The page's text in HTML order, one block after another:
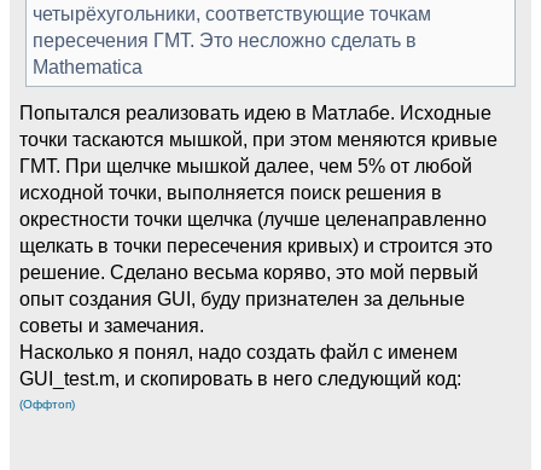
четырёхугольники, соответствующие точкам
пересечения ГМТ. Это несложно сделать в
Mathematica
Попытался реализовать идею в Матлабе. Исходные
точки таскаются мышкой, при этом меняются кривые
ГМТ. При щелчке мышкой далее, чем 5% от любой
исходной точки, выполняется поиск решения в
окрестности точки щелчка (лучше целенаправленно
щелкать в точки пересечения кривых) и строится это
решение. Сделано весьма коряво, это мой первый
опыт создания GUI, буду признателен за дельные
советы и замечания.
Насколько я понял, надо создать файл с именем
GUI_test.m, и скопировать в него следующий код:
(Оффтоп)